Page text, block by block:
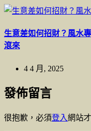
生意差如何招財？風水
滾來
4 4 月, 2025
發佈留言
很抱歉，必須登入網站